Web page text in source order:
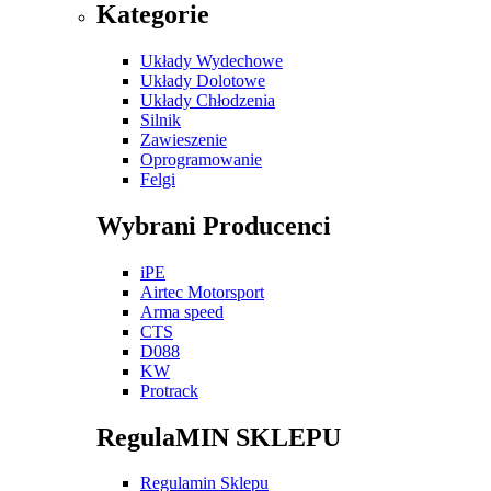
Kategorie
Układy Wydechowe
Układy Dolotowe
Układy Chłodzenia
Silnik
Zawieszenie
Oprogramowanie
Felgi
Wybrani Producenci
iPE
Airtec Motorsport
Arma speed
CTS
D088
KW
Protrack
RegulaMIN SKLEPU
Regulamin Sklepu